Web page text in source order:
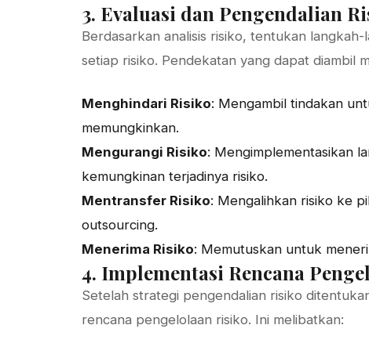
3. Evaluasi dan Pengendalian
Berdasarkan analisis risiko, tentukan
setiap risiko. Pendekatan yang dapat diambil
Menghindari Risiko: Mengambil tindakan
memungkinkan.
Mengurangi Risiko: Mengimplementasikan
kemungkinan terjadinya risiko.
Mentransfer Risiko: Mengalihkan risiko ke
outsourcing.
Menerima Risiko: Memutuskan untuk
4. Implementasi Rencana
Setelah strategi pengendalian risiko
rencana pengelolaan risiko. Ini melibatkan: